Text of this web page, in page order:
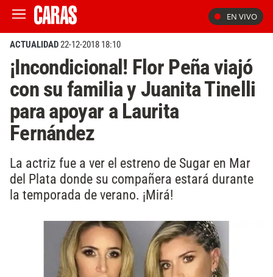
EN VIVO
ACTUALIDAD22-12-2018 18:10
¡Incondicional! Flor Peña viajó
con su familia y Juanita Tinelli
para apoyar a Laurita
Fernández
La actriz fue a ver el estreno de Sugar en Mar
del Plata donde su compañera estará durante
la temporada de verano. ¡Mirá!